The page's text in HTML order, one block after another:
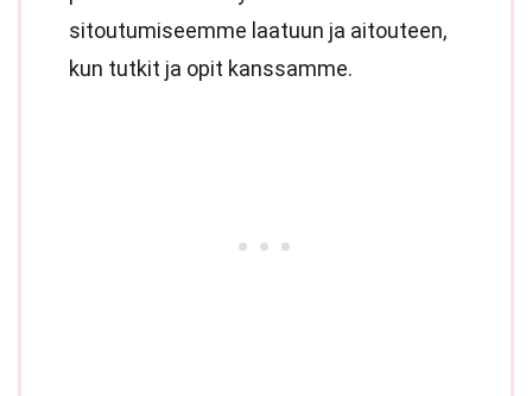
sitoutumiseemme laatuun ja aitouteen,
kun tutkit ja opit kanssamme.